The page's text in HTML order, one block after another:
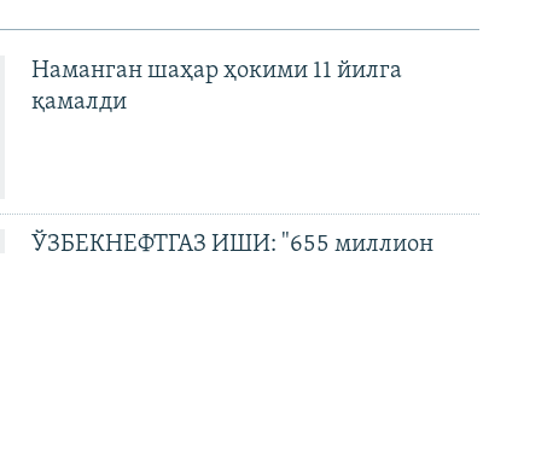
Наманган шаҳар ҳокими 11 йилга
қамалди
ЎЗБЕКНЕФТГАЗ ИШИ: "655 миллион